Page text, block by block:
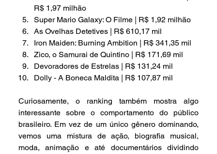
R$ 1,97 milhão
Super Mario Galaxy: O Filme | R$ 1,92 milhão
As Ovelhas Detetives | R$ 610,17 mil
Iron Maiden: Burning Ambition | R$ 341,35 mil
Zico, o Samurai de Quintino | R$ 171,69 mil
Devoradores de Estrelas | R$ 131,24 mil
Dolly - A Boneca Maldita | R$ 107,87 mil
Curiosamente, o ranking também mostra algo
interessante sobre o comportamento do público
brasileiro. Em vez de um único gênero dominando,
vemos uma mistura de ação, biografia musical,
moda, animação e até documentários dividindo